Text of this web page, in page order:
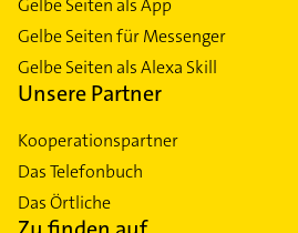
Gelbe Seiten für Messenger
Gelbe Seiten als Alexa Skill
Unsere Partner
Kooperationspartner
Das Telefonbuch
Das Örtliche